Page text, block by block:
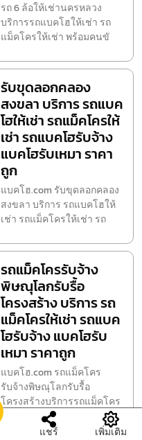
รถ 6 ล้อให้เช่านครหลวง
บริการรถแบคโฮให้เช่า รถ
แม็คโครให้เช่า พร้อมคนขั
รับขุดลอกคลอง
สงขลา บริการ รถแบค
โฮให้เช่า รถแม็คโครให้
เช่า รถแบคโฮรับจ้าง
แบคโฮรับเหมา ราคา
ถูก
แบคโฮ.com รับขุดลอกคลอง
สงขลา บริการ รถแบคโฮให้
เช่า รถแม็คโครให้เช่า รถ
รถแม็คโครรับจ้าง
พิษณุโลกรับรื้อ
โครงสร้าง บริการ รถ
แม็คโครให้เช่า รถแบค
โฮรับจ้าง แบคโฮรับ
เหมา ราคาถูก
แบคโฮ.com รถแม็คโคร
รับจ้างพิษณุโลกรับรื้อ
โครงสร้างบริการรถแม็คโคร
ให้เช
แชร์ เพิ่มเติม